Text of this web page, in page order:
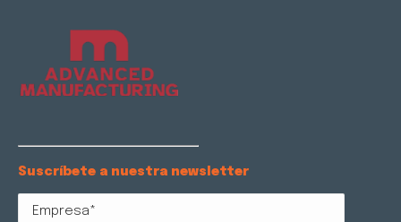
Suscríbete a nuestra newsletter